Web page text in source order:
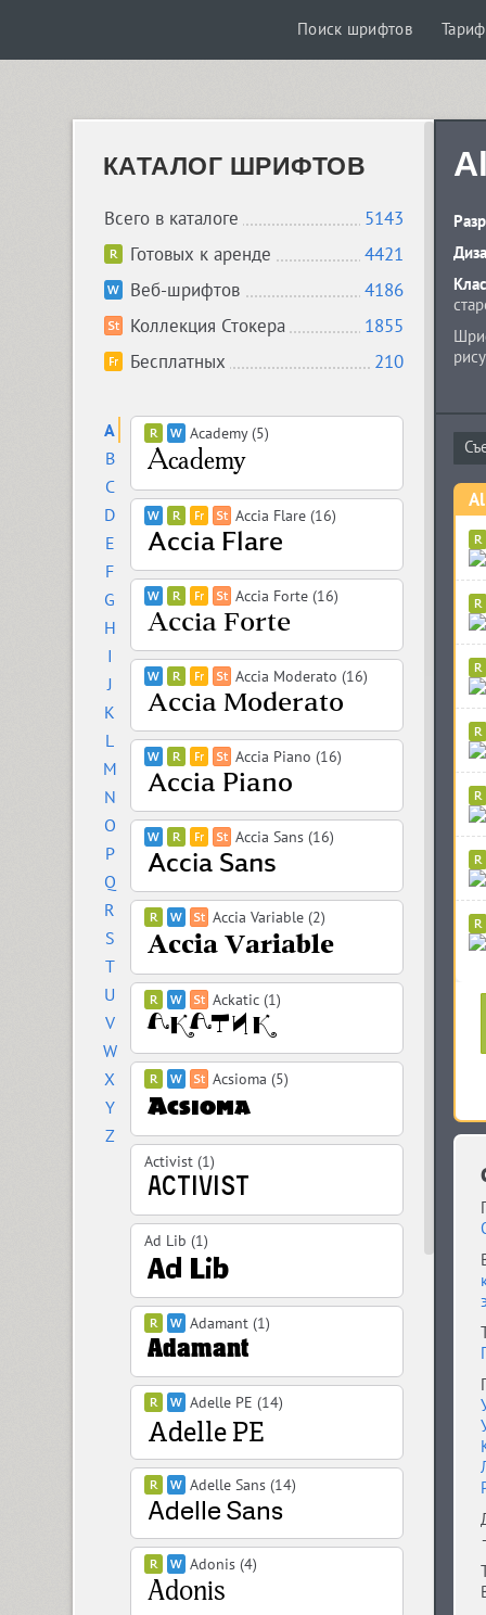
Поиск шрифтов
КАТАЛОГ ШРИФТОВ
Всего в каталоге
5143
Готовых к аренде
4421
Веб-шрифтов
4186
Коллекция Стокера
1855
Бесплатных
210
A
B
C
D
E
F
G
H
I
J
K
L
M
N
O
P
Q
R
S
T
U
V
W
X
Y
Z
Academy (5)
Accia Flare (16)
Accia Forte (16)
Accia Moderato (16)
Accia Piano (16)
Accia Sans (16)
Accia Variable (2)
Ackatic (1)
Acsioma (5)
Activist (1)
Ad Lib (1)
Adamant (1)
Adelle PE (14)
Adelle Sans (14)
Adonis (4)